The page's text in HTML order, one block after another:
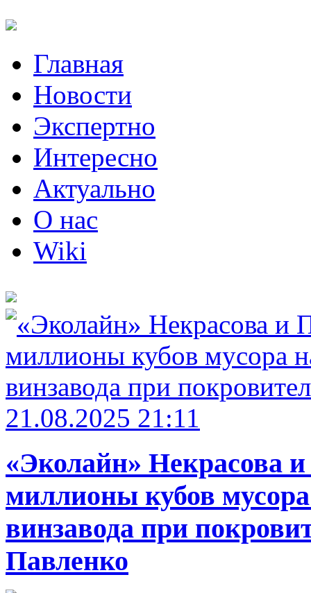
Главная
Новости
Экспертно
Интересно
Актуально
О нас
Wiki
21.08.2025 21:11
«Эколайн» Некрасова
миллионы кубов
винзавода при
Павленко